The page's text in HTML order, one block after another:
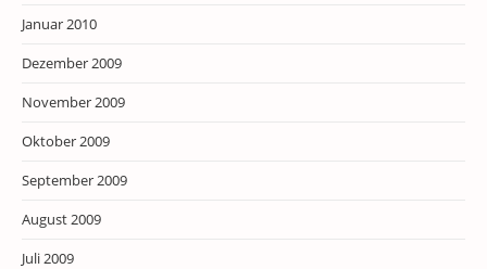
Januar 2010
Dezember 2009
November 2009
Oktober 2009
September 2009
August 2009
Juli 2009